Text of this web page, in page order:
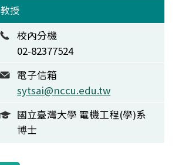
教授
校內分機
02-82377524
電子信箱
sytsai@nccu.edu.tw
國立臺灣大學 電機工程(學)系
博士